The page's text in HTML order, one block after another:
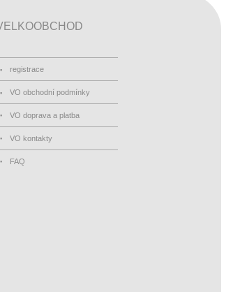
VO obchodní podmínky
VO doprava a platba
VO kontakty
FAQ